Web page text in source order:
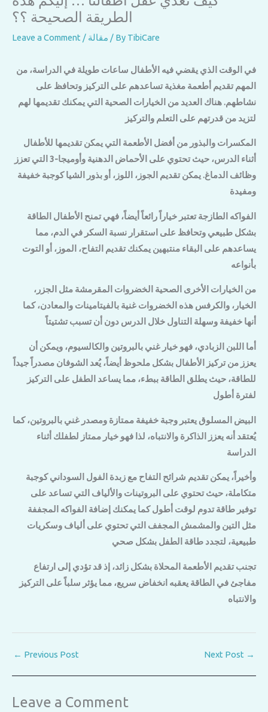
الطريقة الصحيحة ؟؟
Leave a Comment/ مقالة / By TibiCare
في الوقت الذي يقضي فيه الأطفال ساعات طويلة في الدراسة، من
المهم تقديم أطعمة مغذية تساعدهم على التركيز وتحافظ على
نشاطهم. هناك العديد من الخيارات الصحية التي يمكنك تقديمها لهم
لتزيد من قدرتهم على التعلم والتركيز
المكسرات والبذور من أفضل الأطعمة التي يمكن تقديمها للأطفال
أثناء الدرس، حيث تحتوي على الأحماض الدهنية وأوميجا-3 التي تعزز
وظائف الدماغ. يمكن تقديم الجوز، اللوز، أو بذور الشيا كوجبة خفيفة
ومفيدة
الفواكه الطازجة تعتبر خياراً رائعاً أيضاً، فهي تمنح الأطفال الطاقة
بشكل طبيعي وتحافظ على استقرار نسبة السكر في الدم، مما
يساعدهم على البقاء منتبهين يمكنك تقديم التفاح، الموز، أو التوت
بأنواعه
من الخيارات الأخرى الصحية الخضروات المقرمشة مثل الجزر،
الخيار، والكرفس هذه الخضروات غنية بالفيتامينات والمعادن، كما
أنها خفيفة وسهلة التناول خلال الدرس دون أن تسبب تشتيتاً
أما اللبن الزبادي، فهو خيار غني بالبروتين والكالسيوم، ويمكن أن
يعزز من تركيز الأطفال بشكل ملحوظ أيضاً، يُعد الشوفان مصدراً جيداً
للطاقة، حيث يطلق الطاقة ببطء، مما يساعد الطفل على التركيز
لفترة أطول
البيض المسلوق يعتبر وجبة خفيفة ممتازة ومصدر غني بالبروتين، كما
يُعتقد أنه يعزز الذاكرة والانتباه، لذا فهو خيار ممتاز لطفلك أثناء
الدراسة
وأخيراً، يمكن تقديم شرائح التفاح مع زبدة الفول السوداني كوجبة
متكاملة، حيث تحتوي على البروتينات والألياف التي تساعد على
توفير طاقة تدوم لوقت أطول كما يمكنك إضافة الفواكه المجففة
مثل التين والمشمش المجفف التي تحتوي على ألياف وسكريات
طبيعية، لتجدد طاقة الطفل بشكل صحي
تجنب تقديم الأطعمة المحلاة بشكل زائد، إذ قد تؤدي إلى ارتفاع
مفاجئ في الطاقة يعقبه انخفاض سريع، مما يؤثر سلباً على التركيز
والانتباه
← Previous Post Next Post →
Leave a Comment